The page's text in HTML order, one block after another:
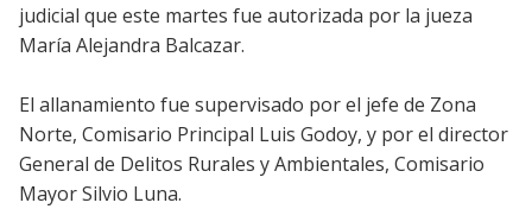
judicial que este martes fue autorizada por la jueza
María Alejandra Balcazar.
El allanamiento fue supervisado por el jefe de Zona
Norte, Comisario Principal Luis Godoy, y por el director
General de Delitos Rurales y Ambientales, Comisario
Mayor Silvio Luna.